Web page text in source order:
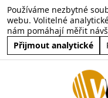
Používáme nezbytné
webu. Volitelné
nám pomáhají měřit
Přijmout analytické